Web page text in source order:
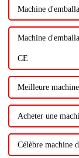
Machine
Machine
CE
Meilleure
Acheter une
Célèbre machine